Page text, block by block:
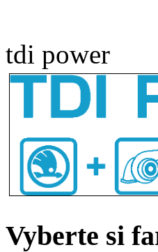
tdi power
Vyberte si